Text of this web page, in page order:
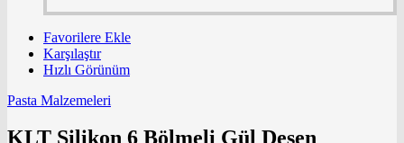
Favorilere Ekle
Karşılaştır
Hızlı Görünüm
Pasta Malzemeleri
KLT Silikon 6 Bölmeli Gül Desen